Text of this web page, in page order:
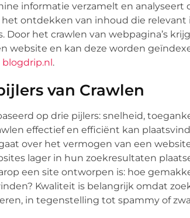
informatie verzamelt en analyseert
het ontdekken van inhoud die relevant
Door het crawlen van webpagina’s
website en kan deze worden
blogdrip.nl.
van Crawlen
op drie pijlers: snelheid,
effectief en efficiënt kan
over het vermogen van een
lager in hun zoekresultaten
een site ontworpen is: hoe
Kwaliteit is belangrijk omdat
in tegenstelling tot spammy of